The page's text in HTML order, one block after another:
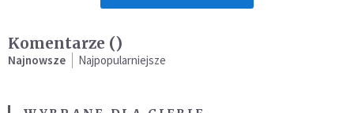
Komentarze ()
Najnowsze Najpopularniejsze